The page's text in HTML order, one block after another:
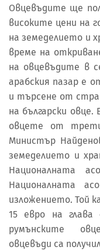
Овцевъдите ще
високите цени на
на земеделието и
време на
на овцевъдите в
арабския пазар е
и търсене от
на български
овцете от
Министър
земеделието и
Националната
Националната
изложението. Той
15 евро на
румънските
овцевъди са